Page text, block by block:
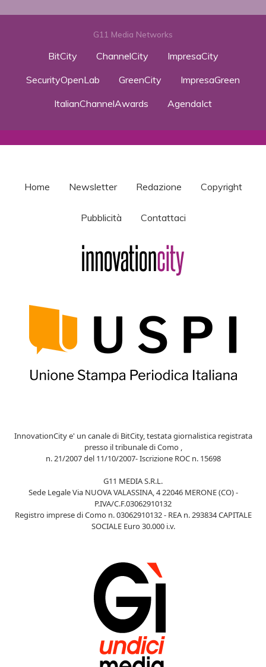
G11 Media Networks
BitCity ChannelCity
ImpresaCity
SecurityOpenLab
GreenCity
ImpresaGreen
ItalianChannelAwards
AgendaIct
Home Newsletter Redazione Copyright
Pubblicità Contattaci
InnovationCity e' un canale di BitCity, testata giornalistica registrata
presso il tribunale di Como ,
n. 21/2007 del 11/10/2007- Iscrizione ROC n. 15698
G11 MEDIA S.R.L.
Sede Legale Via NUOVA VALASSINA, 4 22046 MERONE (CO) -
P.IVA/C.F.03062910132
Registro imprese di Como n. 03062910132 - REA n. 293834 CAPITALE
SOCIALE Euro 30.000 i.v.